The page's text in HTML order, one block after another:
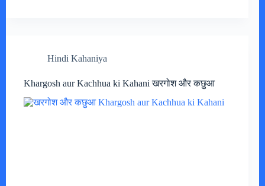
Hindi Kahaniya
Khargosh aur Kachhua ki Kahani खरगोश और कछुआ